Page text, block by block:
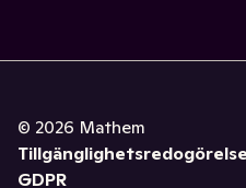
© 2026 Mathem
Tillgänglighetsredogörelse
GDPR